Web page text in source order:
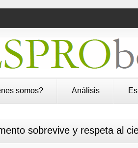
somos? Análisis
sobrevive y respeta al